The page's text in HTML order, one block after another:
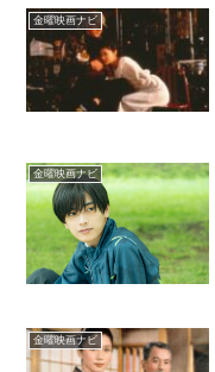
金曜映画ナビ
金曜映画ナビ
金曜映画ナビ